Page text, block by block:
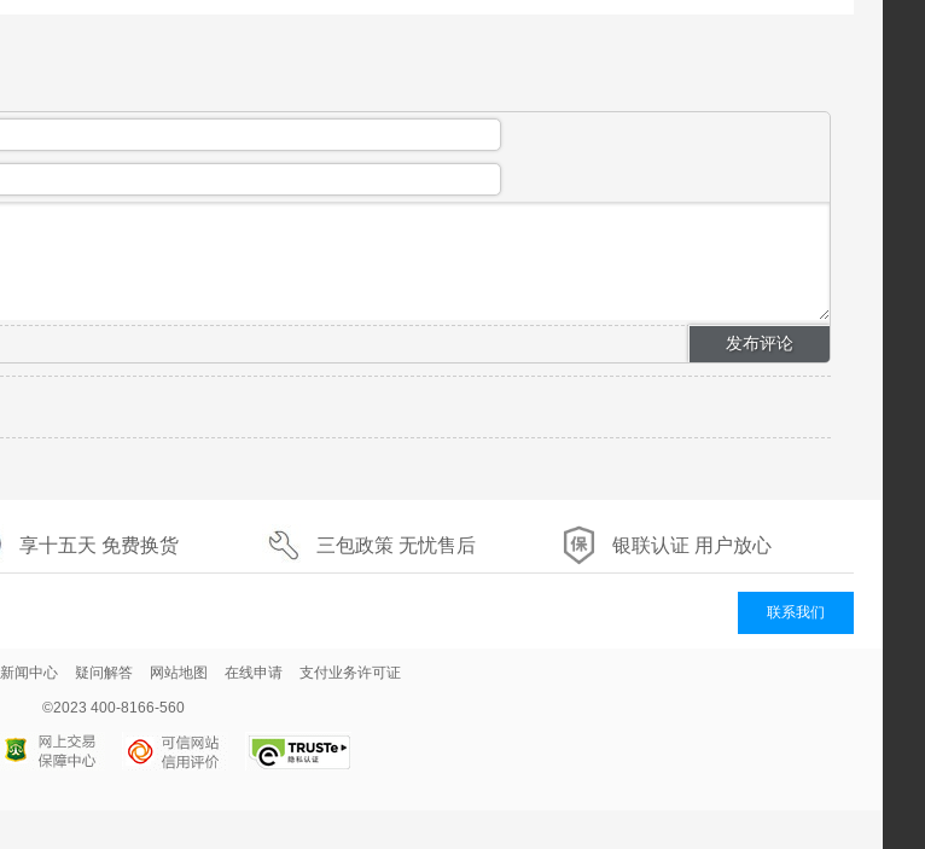
享十五天 免费换货 三包政策 无忧售后 银联认证 用户放心
联系我们
新闻中心 疑问解答 网站地图 在线申请 支付业务许可证
©2023 400-8166-560